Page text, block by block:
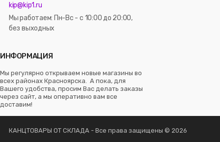
kip@kip1.ru
Мы работаем: Пн-Вс - с 10:00 до 20:00,
без выходных
ИНФОРМАЦИЯ
Мы регулярно открываем новые магазины во
всех районах Красноярска. А пока, для
Вашего удобства, просим Вас делать заказы
через сайт, а мы оперативно вам все
доставим!
КАНЦТОВАРЫ ОТ СКЛАДА - Все права защищены © 2026